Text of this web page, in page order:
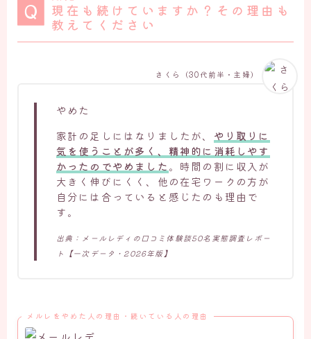
現在も続けていますか？その理由も
教えてください
やめた
家計の足しにはなりましたが、 やり取りに
気を使うことが多く、精神的に消耗しやす
かったのでやめました。時間の割に収入が
大きく伸びにくく、他の在宅ワークの方が
自分には合っていると感じたのも理由で
す。
出典：メールレディの口コミ体験談50名実態調査レポー
ト【一次データ・2026年版】
さくら（30代前半・主婦）
メルレをやめた人の理由・続いている人の理由